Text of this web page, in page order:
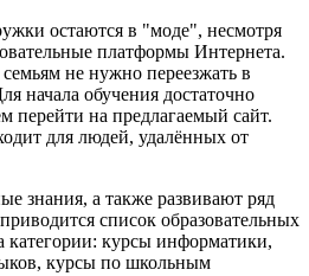
остаются в "моде", несмотря
платформы Интернета.
не нужно переезжать в
начала обучения достаточно
перейти на предлагаемый сайт.
для людей, удалённых от
знания, а также развивают ряд
список образовательных
категории: курсы информатики,
курсы по школьным